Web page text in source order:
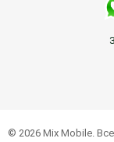
© 2026 Mix Mobile.